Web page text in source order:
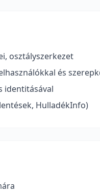
osztályszerkezet
és
identitásával
HulladékInfo)